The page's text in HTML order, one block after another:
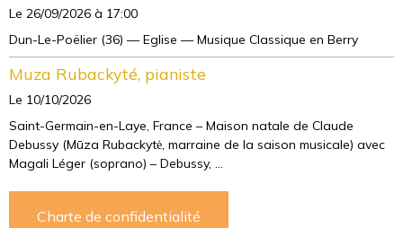
Le 26/09/2026 à 17:00
Dun-Le-Poëlier (36) — Eglise — Musique Classique en Berry
Muza Rubackyté, pianiste
Le 10/10/2026
Saint-Germain-en-Laye, France – Maison natale de Claude
Debussy (Mūza Rubackytė, marraine de la saison musicale) avec
Magali Léger (soprano) – Debussy, ...
Charte de confidentialité